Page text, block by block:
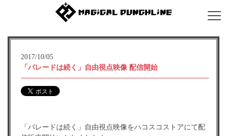
2017/10/05
「パレードは続く」自由視点映像 配信開始
「パレードは続く」自由視点映像をハコスコストアにて配